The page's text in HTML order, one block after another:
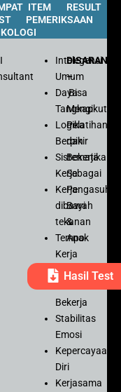
ITEM
PEMERIKSAAN
RESULT
Intelegensi
Umum
Daya
Tangkap
Logika
Berpikir
Sistematika
Kerja
Kerja
dibawah
tekanan
Tempo
Kerja
Ketelitian
Motivasi
Bekerja
Stabilitas
Emosi
Kepercayaan
Diri
Kerjasama
–
Bisa
Mengikuti
Pelatihan
dan
Bekerja
Sebagai
Pengasuh
Bayi
&
Anak
Hasil Test